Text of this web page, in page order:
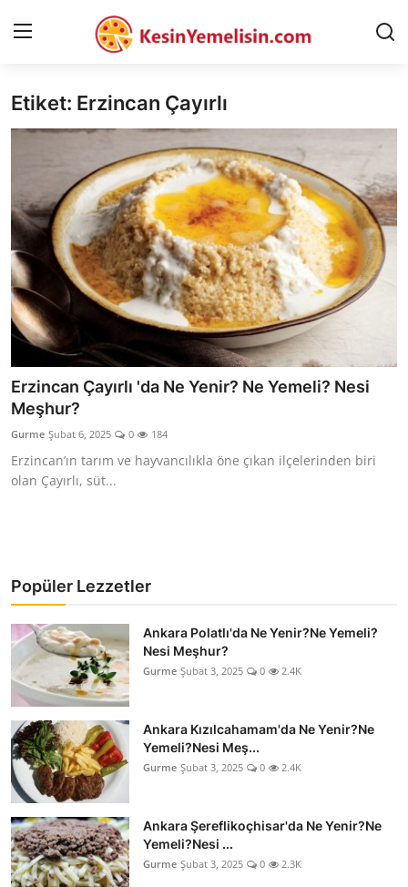
AnaSayfa
Gizlilik Sözleşmesi
Rüya Tabirleri
Diyet & Sağlıklı Beslenme
İletişim
Şehirler
Helal Gıda & Dini Hükümler
Gıda Güvenliği & Bilimi
Kalori & Diyet Rehberi
Mutfak Püf Noktaları & İpuçları
İçecek Kültürü & Barista
Yöresel Tarifler & Ev Yemekleri
Gıda Güvenliği & Sağlık
İçecek Kültürü & Rehberleri
Popüler Kültür & Mutfak Tarihi
Mutfak Temizliği & Pratik Bilgiler
Anne & Bebek Beslenmesi
Mutfak Sırları & Teknikler
Etiket: Erzincan Çayırlı
Erzincan Çayırlı 'da Ne Yenir? Ne Yemeli? Nesi
Meşhur?
Gurme Şubat 6, 2025 0 184
Erzincan’ın tarım ve hayvancılıkla öne çıkan ilçelerinden biri
olan Çayırlı, süt...
Popüler Lezzetler
Ankara Polatlı'da Ne Yenir?Ne Yemeli?
Nesi Meşhur?
Gurme Şubat 3, 2025 0 2.4K
Ankara Kızılcahamam'da Ne Yenir?Ne
Yemeli?Nesi Meş...
Gurme Şubat 3, 2025 0 2.4K
Ankara Şereflikoçhisar'da Ne Yenir?Ne
Yemeli?Nesi ...
Gurme Şubat 3, 2025 0 2.3K